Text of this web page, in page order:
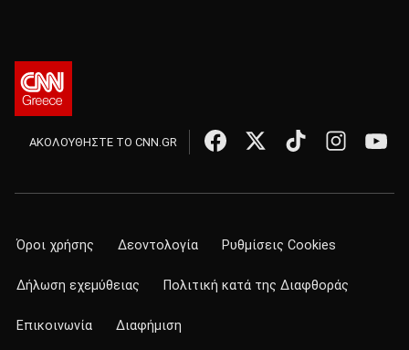
ΑΚΟΛΟΥΘΗΣΤΕ ΤΟ CNN.GR
Όροι χρήσης Δεοντολογία Ρυθμίσεις Cookies
Δήλωση εχεμύθειας Πολιτική κατά της Διαφθοράς
Επικοινωνία Διαφήμιση